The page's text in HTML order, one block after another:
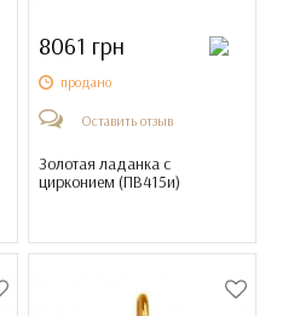
8061 грн
продано
Оставить отзыв
Золотая ладанка с
цирконием (ПВ415и)